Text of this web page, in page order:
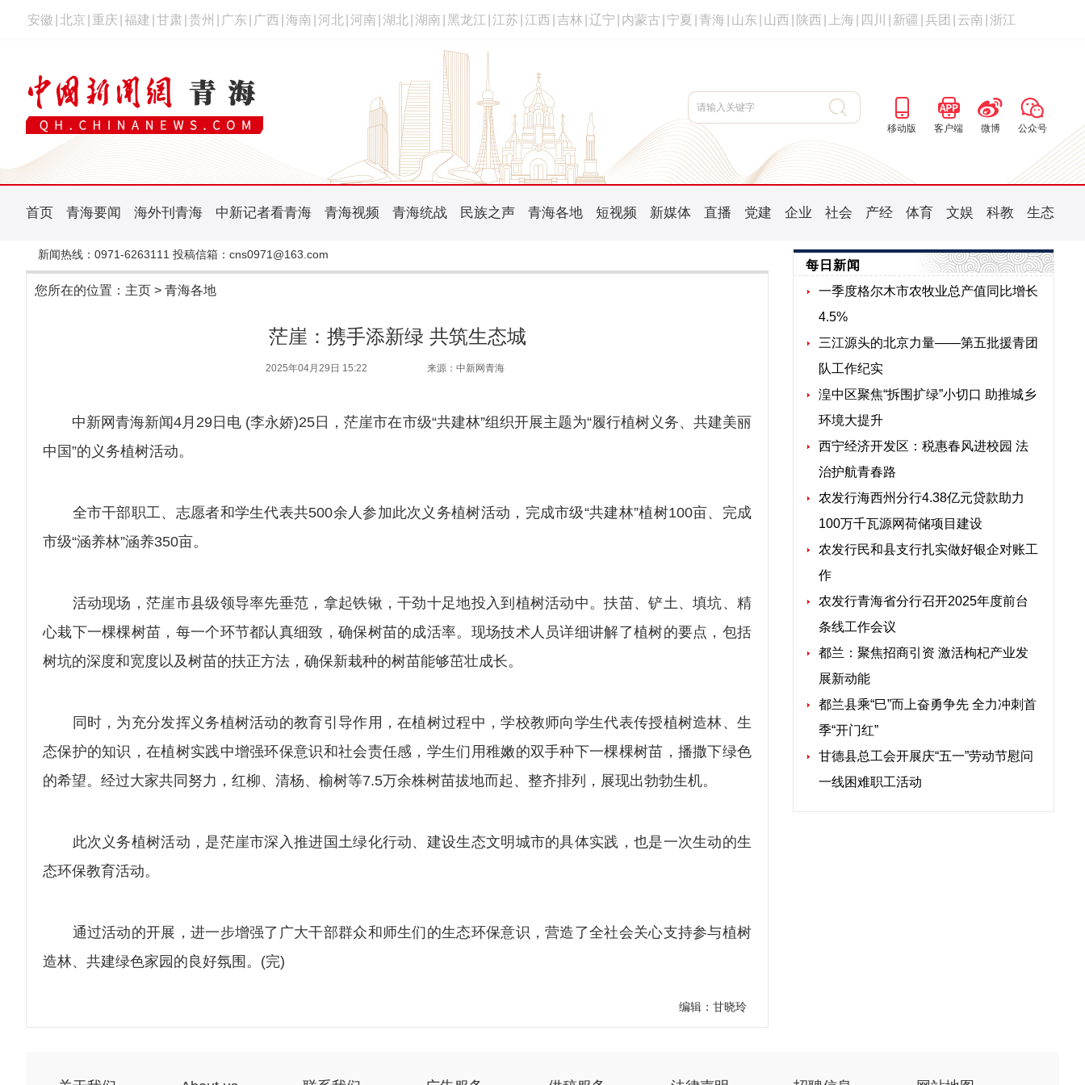
安徽 北京 重庆 福建 甘肃 贵州 广东 广西 海南 河北 河南 湖北 湖南 黑龙江 江苏 江西 吉林 辽宁 内蒙古 宁夏 青海 山东 山西 陕西 上海 四川 新疆 兵团 云南 浙江
移动版 客户端 微博 公众号
首页 青海要闻 海外刊青海 中新记者看青海 青海视频 青海统战 民族之声 青海各地 短视频 新媒体 直播 党建 企业 社会 产经 体育 文娱 科教 生态
新闻热线：0971-6263111 投稿信箱：cns0971@163.com
您所在的位置： 主页 > 青海各地
茫崖：携手添新绿 共筑生态城
2025年04月29日 15:22 来源：中新网青海
中新网青海新闻4月29日电 (李永娇)25日，茫崖市在市级“共建林”组织开展主题为“履行植树义务、共建美丽
中国”的义务植树活动。
全市干部职工、志愿者和学生代表共500余人参加此次义务植树活动，完成市级“共建林”植树100亩、完成
市级“涵养林”涵养350亩。
活动现场，茫崖市县级领导率先垂范，拿起铁锹，干劲十足地投入到植树活动中。扶苗、铲土、填坑、精
心栽下一棵棵树苗，每一个环节都认真细致，确保树苗的成活率。现场技术人员详细讲解了植树的要点，包括
树坑的深度和宽度以及树苗的扶正方法，确保新栽种的树苗能够茁壮成长。
同时，为充分发挥义务植树活动的教育引导作用，在植树过程中，学校教师向学生代表传授植树造林、生
态保护的知识，在植树实践中增强环保意识和社会责任感，学生们用稚嫩的双手种下一棵棵树苗，播撒下绿色
的希望。经过大家共同努力，红柳、清杨、榆树等7.5万余株树苗拔地而起、整齐排列，展现出勃勃生机。
此次义务植树活动，是茫崖市深入推进国土绿化行动、建设生态文明城市的具体实践，也是一次生动的生
态环保教育活动。
通过活动的开展，进一步增强了广大干部群众和师生们的生态环保意识，营造了全社会关心支持参与植树
造林、共建绿色家园的良好氛围。(完)
编辑：甘晓玲
每日新闻
一季度格尔木市农牧业总产值同比增长
4.5%
三江源头的北京力量——第五批援青团
队工作纪实
湟中区聚焦“拆围扩绿”小切口 助推城乡
环境大提升
西宁经济开发区：税惠春风进校园 法
治护航青春路
农发行海西州分行4.38亿元贷款助力
100万千瓦源网荷储项目建设
农发行民和县支行扎实做好银企对账工
作
农发行青海省分行召开2025年度前台
条线工作会议
都兰：聚焦招商引资 激活枸杞产业发
展新动能
都兰县乘“巳”而上奋勇争先 全力冲刺首
季“开门红”
甘德县总工会开展庆“五一”劳动节慰问
一线困难职工活动